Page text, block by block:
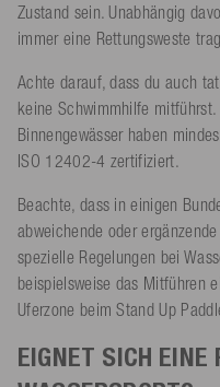
Zustand sein. Unabhängig
immer eine Rettungsweste
Achte darauf, dass du auch
keine Schwimmhilfe
Binnengewässer haben
ISO 12402-4 zertifiziert.
Beachte, dass in einigen
abweichende oder
spezielle Regelungen bei
beispielsweise das Mitführen
Uferzone beim Stand Up
EIGNET SICH EINE